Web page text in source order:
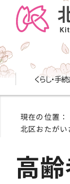
くらし・手
現在の位置：
北区おたがい
高